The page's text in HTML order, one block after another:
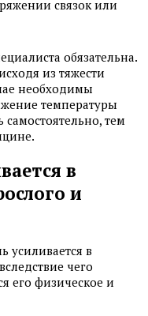
связок или
обязательна.
из тяжести
необходимы
температуры
тем
в
и
усиливается в
чего
его физическое и